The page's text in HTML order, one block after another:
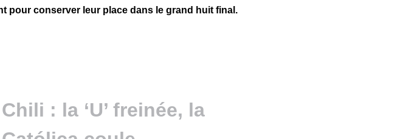
pour conserver leur place dans le grand huit final.
Chili : la ‘U’ freinée, la